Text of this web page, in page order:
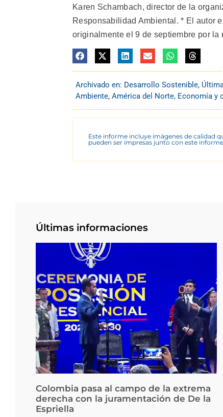
Karen Schambach, director de la
Responsabilidad Ambiental. * El autor
originalmente el 9 de septiembre por
Archivado en: Desarrollo Sostenible,
Ambiente, América del Norte, Economía y
Este informe incluye imágenes de calidad
pueden ser impresas junto con este informe
Últimas informaciones
Colombia pasa al campo de la extrema
derecha con la juramentación de De la
Espriella